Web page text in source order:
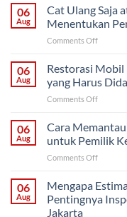
Bertahap
atau
Strategi
Mobil
Klasik
Solo
06
Aug
Cat Ulang Saja
Menentukan
Comments Offon
Ulang
atau
Restorasi
Cara
dari
Malang
06
Aug
Restorasi Mobil
yang Harus
Comments Offon
Mobil
dari
Malang:
Mana
yang
06
Aug
Cara
untuk Pemilik
Comments Offon
06
Aug
Mengapa
Pentingnya
Jakarta